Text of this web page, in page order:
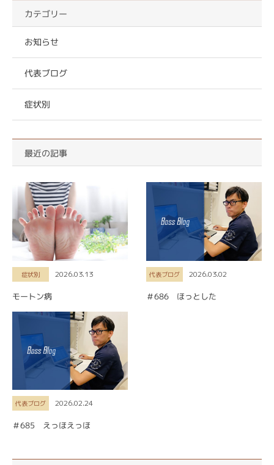
カテゴリー
お知らせ
代表ブログ
症状別
最近の記事
症状別 2026.03.13
モートン病
代表ブログ 2026.03.02
＃686 ほっとした
代表ブログ 2026.02.24
＃685 えっほえっほ